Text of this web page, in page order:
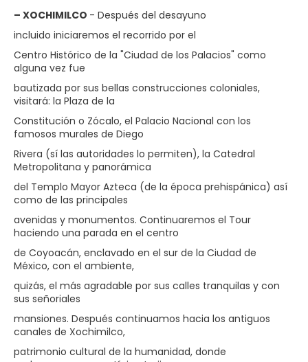
– XOCHIMILCO - Después del desayuno
incluido iniciaremos el recorrido por el
Centro Histórico de la "Ciudad de los Palacios" como
alguna vez fue
bautizada por sus bellas construcciones coloniales,
visitará: la Plaza de la
Constitución o Zócalo, el Palacio Nacional con los
famosos murales de Diego
Rivera (sí las autoridades lo permiten), la Catedral
Metropolitana y panorámica
del Templo Mayor Azteca (de la época prehispánica) así
como de las principales
avenidas y monumentos. Continuaremos el Tour
haciendo una parada en el centro
de Coyoacán, enclavado en el sur de la Ciudad de
México, con el ambiente,
quizás, el más agradable por sus calles tranquilas y con
sus señoriales
mansiones. Después continuamos hacia los antiguos
canales de Xochimilco,
patrimonio cultural de la humanidad, donde